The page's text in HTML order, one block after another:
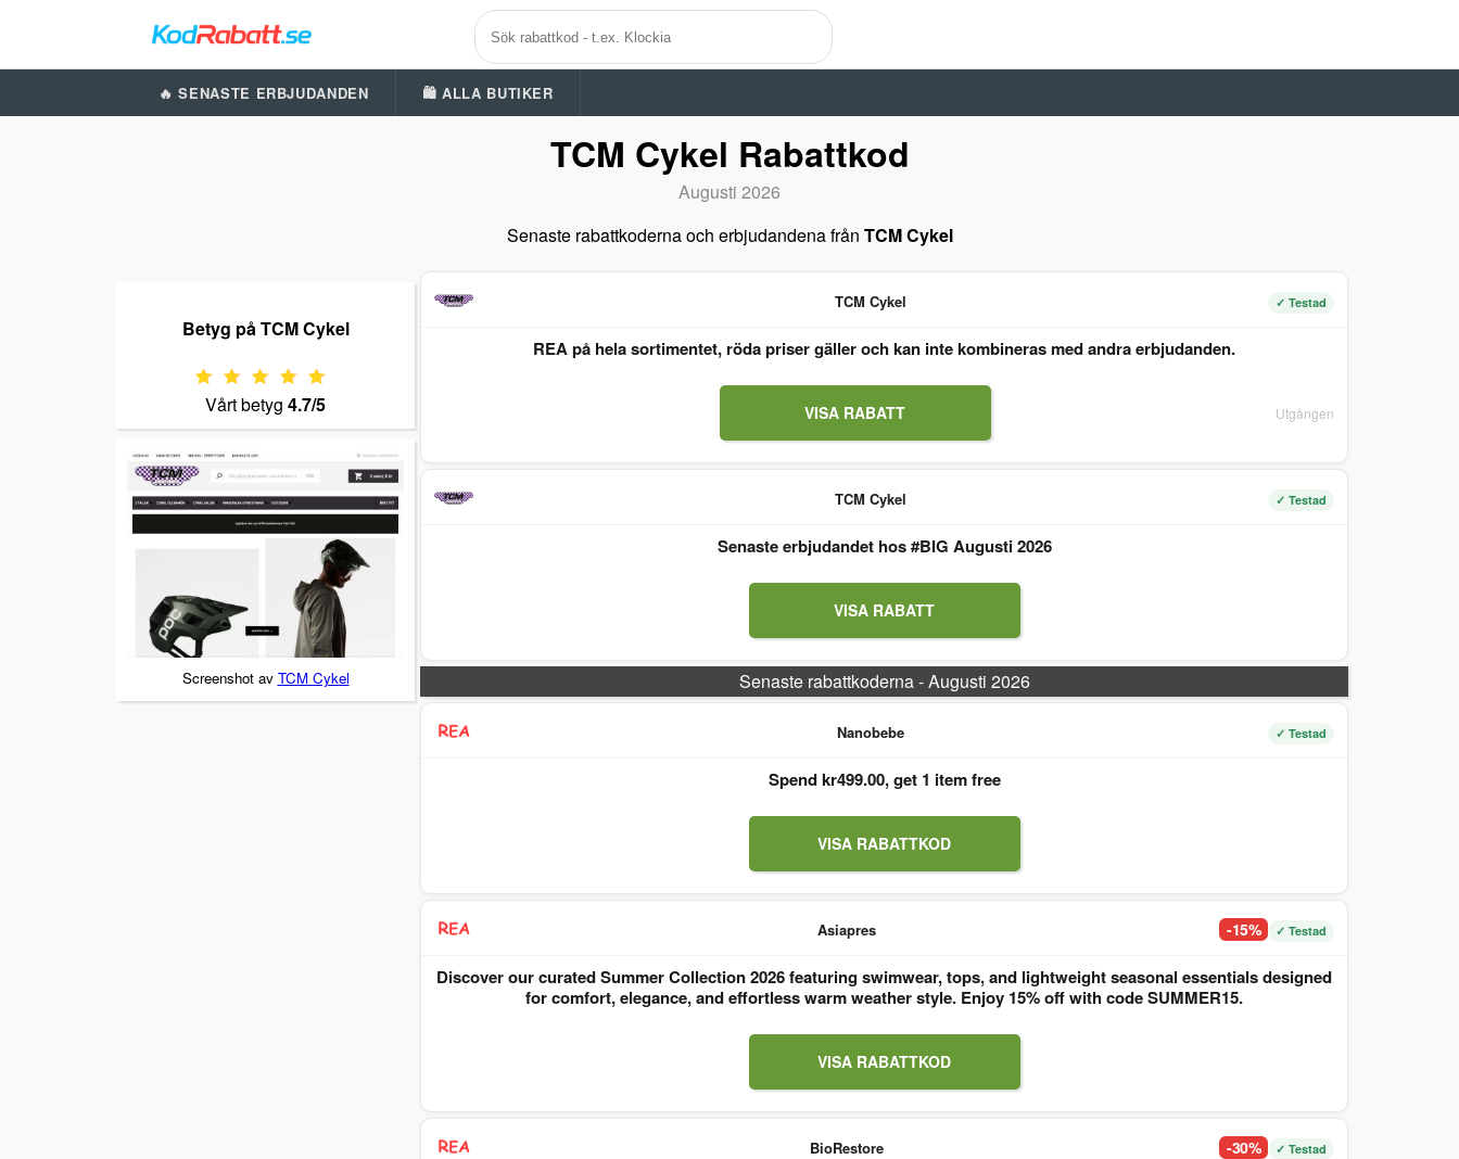
🔥 SENASTE ERBJUDANDEN 🛍️ ALLA BUTIKER
TCM Cykel Rabattkod
Augusti 2026
Senaste rabattkoderna och erbjudandena från TCM Cykel
Betyg på TCM Cykel
Vårt betyg 4.7/5
Screenshot av TCM Cykel
TCM Cykel ✓ Testad
REA på hela sortimentet, röda priser gäller och kan inte kombineras med andra erbjudanden.
VISA RABATT Utgången
TCM Cykel ✓ Testad
Senaste erbjudandet hos #BIG Augusti 2026
VISA RABATT
Senaste rabattkoderna - Augusti 2026
Nanobebe ✓ Testad
Spend kr499.00, get 1 item free
VISA RABATTKOD
Asiapres -15% ✓ Testad
Discover our curated Summer Collection 2026 featuring swimwear, tops, and lightweight seasonal essentials designed
for comfort, elegance, and effortless warm weather style. Enjoy 15% off with code SUMMER15.
VISA RABATTKOD
BioRestore -30% ✓ Testad